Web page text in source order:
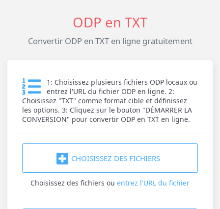
ODP en TXT
Convertir ODP en TXT en ligne gratuitement
1: Choisissez plusieurs fichiers ODP locaux ou
entrez l'URL du fichier ODP en ligne. 2:
Choisissez "TXT" comme format cible et définissez
les options. 3: Cliquez sur le bouton "DÉMARRER LA
CONVERSION" pour convertir ODP en TXT en ligne.
CHOISISSEZ DES FICHIERS
Choisissez des fichiers ou entrez l'URL du fichier